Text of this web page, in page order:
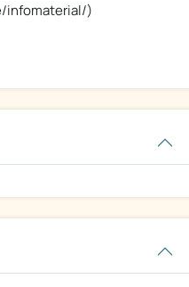
infomaterial/)